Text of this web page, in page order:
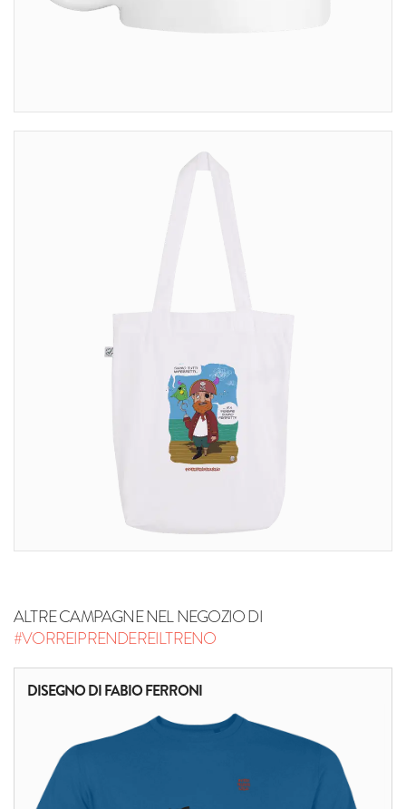
ALTRE CAMPAGNE NEL NEGOZIO DI
#VORREIPRENDEREILTRENO
DISEGNO DI FABIO FERRONI